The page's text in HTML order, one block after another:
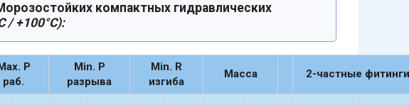
компактных гидравлических
/ +100°C):
Р
раб.
Min. P
разрыва
Min. R
изгиба
Масса 2-частные